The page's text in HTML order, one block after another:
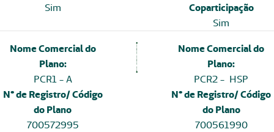
Sim
Coparticipação
Sim
Nome Comercial do
Plano:
PCR1 - A
N° de Registro/ Código
do Plano
700572995
Nome Comercial do
Plano:
PCR2 - HSP
N° de Registro/ Código
do Plano
700561990